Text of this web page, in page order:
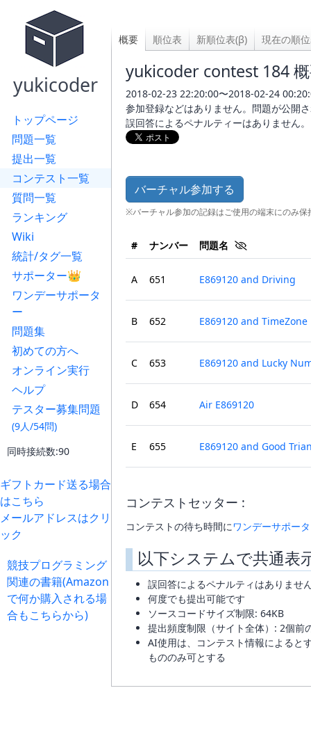
yukicoder
トップページ
問題一覧
提出一覧
コンテスト一覧
質問一覧
ランキング
Wiki
統計/タグ一覧
サポーター👑
ワンデーサポータ
ー
問題集
初めての方へ
オンライン実行
ヘルプ
テスター募集問題
(9人/54問)
同時接続数:90
ギフトカード送る場合
はこちら
メールアドレスはクリ
ック
競技プログラミング
関連の書籍(Amazon
で何か購入される場
合もこちらから)
概要 順位表 新順位表(β) 現在の順
yukicoder contest 184
2018-02-23 22:20:00〜2018-02-24
参加登録などはありません。問題が公開
誤回答によるペナルティーはありません。
バーチャル参加する
※バーチャル参加の記録はご使用の端末にのみ
# ナンバー 問題名
A 651 E869120 and Driving
B 652 E869120 and TimeZone
C 653 E869120 and Lucky
D 654 Air E869120
E 655 E869120 and Good
コンテストセッター :
コンテストの待ち時間にワンデーサポー
以下システムで共通表
誤回答によるペナルティはありませ
何度でも提出可能です
ソースコードサイズ制限: 64KB
提出頻度制限（サイト全体）: 2個前
AI使用は、コンテスト情報による
もののみ可とする